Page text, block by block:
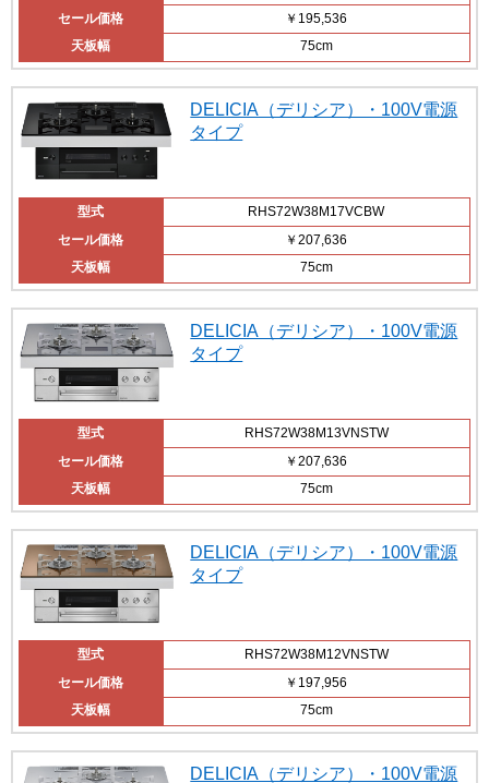
セール価格
￥195,536
天板幅
75cm
DELICIA（デリシア）・100V電源
タイプ
型式
RHS72W38M17VCBW
セール価格
￥207,636
天板幅
75cm
DELICIA（デリシア）・100V電源
タイプ
型式
RHS72W38M13VNSTW
セール価格
￥207,636
天板幅
75cm
DELICIA（デリシア）・100V電源
タイプ
型式
RHS72W38M12VNSTW
セール価格
￥197,956
天板幅
75cm
DELICIA（デリシア）・100V電源